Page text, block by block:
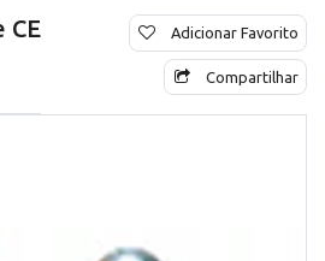
CE Adicionar Favorito
Compartilhar